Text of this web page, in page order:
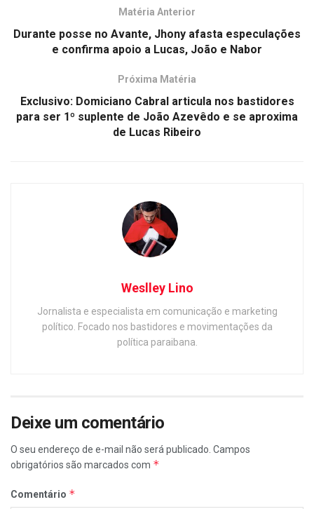
Matéria Anterior
Durante posse no Avante, Jhony afasta especulações
e confirma apoio a Lucas, João e Nabor
Próxima Matéria
Exclusivo: Domiciano Cabral articula nos bastidores
para ser 1º suplente de João Azevêdo e se aproxima
de Lucas Ribeiro
Weslley Lino
Jornalista e especialista em comunicação e marketing
político. Focado nos bastidores e movimentações da
política paraibana.
Deixe um comentário
O seu endereço de e-mail não será publicado. Campos
obrigatórios são marcados com *
Comentário *